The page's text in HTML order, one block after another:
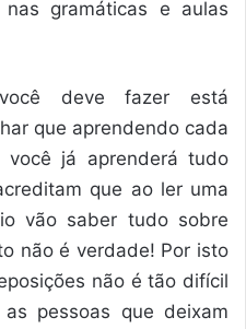
gramáticas e aulas
deve fazer está
que aprendendo cada
você já aprenderá tudo
que ao ler uma
vão saber tudo sobre
não é verdade! Por isto
não é tão difícil
pessoas que deixam